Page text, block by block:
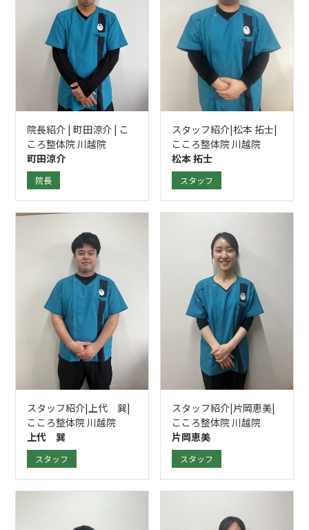
院長紹介 | 町田涼介 | こ
ころ整体院 川越院
町田涼介
院長
スタッフ紹介|松本 拓士|
こころ整体院 川越院
松本 拓士
スタッフ
スタッフ紹介|上代 巽|
こころ整体院 川越院
上代 巽
スタッフ
スタッフ紹介|片岡恵美|
こころ整体院 川越院
片岡恵美
スタッフ